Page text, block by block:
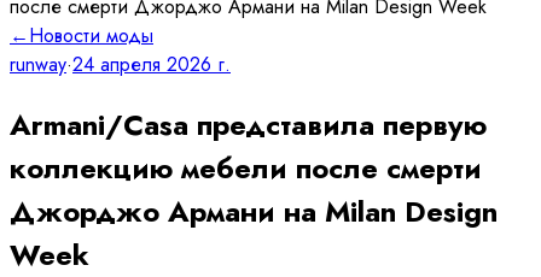
←Новости моды
runway·24 апреля 2026 г.
Armani/Casa представила первую
коллекцию мебели после смерти
Джорджо Армани на Milan Design
Week